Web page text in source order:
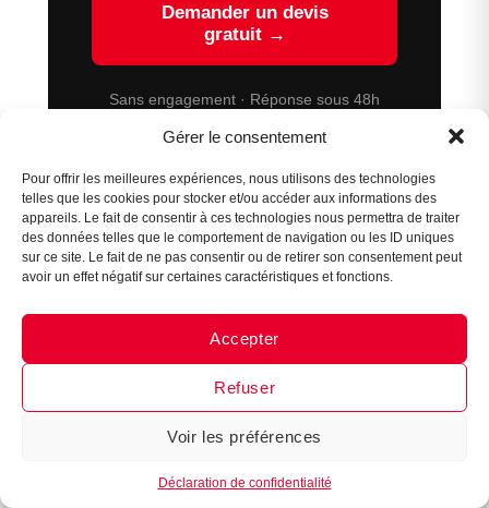
Gérer le consentement
Pour offrir les meilleures expériences, nous utilisons des technologies
telles que les cookies pour stocker et/ou accéder aux informations des
appareils. Le fait de consentir à ces technologies nous permettra de traiter
des données telles que le comportement de navigation ou les ID uniques
sur ce site. Le fait de ne pas consentir ou de retirer son consentement peut
avoir un effet négatif sur certaines caractéristiques et fonctions.
Accepter
Refuser
Voir les préférences
Déclaration de confidentialité
Messenger · Instagram
Demander un devis
gratuit →
Sans engagement · Réponse sous 48h
Articles liés
Équipement club de basket : comment
maîtrisé
Recruter et fidéliser des bénévoles dans
Organisation d'une saison de basket
amateur : planning, calendrier et gestion
des matchs